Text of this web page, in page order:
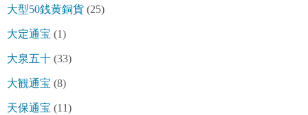
大型50銭黄銅貨 (25)
大定通宝 (1)
大泉五十 (33)
大観通宝 (8)
天保通宝 (11)